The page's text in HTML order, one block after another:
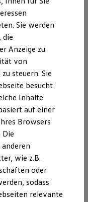
Produkte
Privatkunden
Gewerbekunden
desto kürzer ist Ihr
Der Bremsweg
einer Klasse zur
Sie werden
die
Anzeige zu
von
steuern. Sie
besucht
Inhalte
auf einer
Browsers
wie z.B.
oder
sodass
relevante